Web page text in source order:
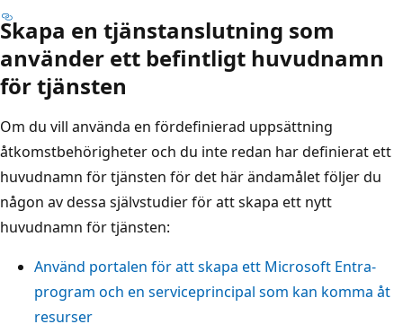
Skapa en tjänstanslutning som
använder ett befintligt huvudnamn
för tjänsten
Om du vill använda en fördefinierad uppsättning
åtkomstbehörigheter och du inte redan har definierat ett
huvudnamn för tjänsten för det här ändamålet följer du
någon av dessa självstudier för att skapa ett nytt
huvudnamn för tjänsten:
Använd portalen för att skapa ett Microsoft Entra-
program och en serviceprincipal som kan komma åt
resurser